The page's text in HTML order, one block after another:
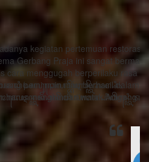
pertemuan restorasi sosial
ini sangat bermanfaat ada
berperilaku rasa sithik
mau berhasil dalam
watak Adigang Adigung